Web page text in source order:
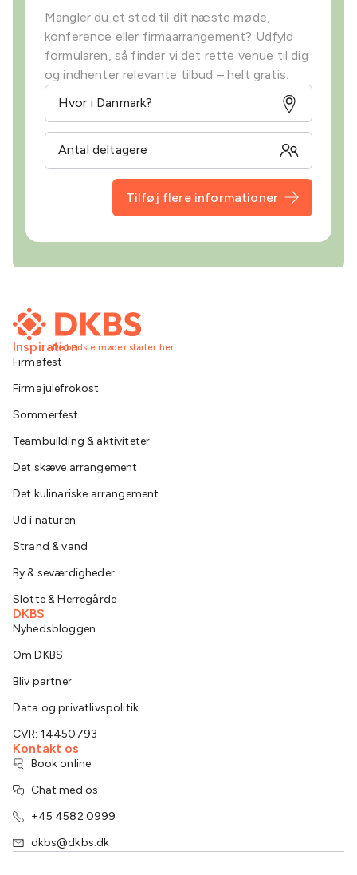
Mangler du et sted til dit næste møde,
konference eller firmaarrangement? Udfyld
formularen, så finder vi det rette venue til dig
og indhenter relevante tilbud – helt gratis.
Tilføj flere informationer
De bedste møder starter her
Inspiration
Firmafest
Firmajulefrokost
Sommerfest
Teambuilding & aktiviteter
Det skæve arrangement
Det kulinariske arrangement
Ud i naturen
Strand & vand
By & seværdigheder
Slotte & Herregårde
DKBS
Nyhedsbloggen
Om DKBS
Bliv partner
Data og privatlivspolitik
CVR: 14450793
Kontakt os
Book online
Chat med os
+45 4582 0999
dkbs@dkbs.dk